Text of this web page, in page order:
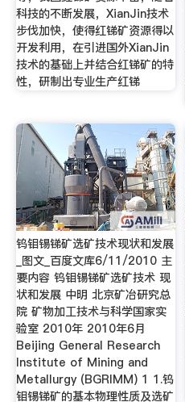
科技的不断发展，XianJin技术
步伐加快，使得红锑矿资源得以
开发利用，在引进国外XianJin
技术的基础上并结合红锑矿的特
性，研制出专业生产红锑
钨钼锡锑矿选矿技术现状和发展
_图文_百度文库6/11/2010 主
要内容 钨钼锡锑矿选矿技术 现
状和发展 中明 北京矿冶研究总
院 矿物加工技术与科学国家实
验室 2010年 2010年6月
Beijing General Research
Institute of Mining and
Metallurgy (BGRIMM) 1 1.钨
钼锡锑矿的基本物理性质及选矿